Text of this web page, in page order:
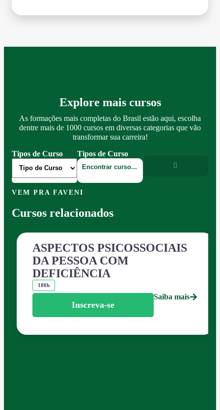
Explore mais cursos
As formações mais completas do Brasil estão aqui, escolha
dentre mais de 1000 cursos em diversas categorias que vão
transformar sua carreira!
Tipos de Curso
Tipos de Curso
VEM PRA FAVENI
Cursos relacionados
ASPECTOS PSICOSSOCIAIS
DA PESSOA COM
DEFICIÊNCIA
180h
Inscreva-se
Saiba mais